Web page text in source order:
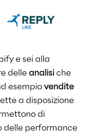
e sei alla
delle analisiche
esempiovendite
a disposizione
di
delle performance